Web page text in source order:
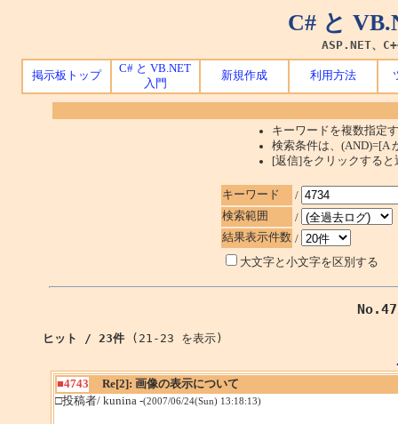
C# と
ASP.NET、
掲示板トップ
C# と VB.NET
入門
新規作成 利用方法
キーワードを複数指定
検索条件は、(AND)=[A
[返信]をクリックする
キーワード
/
検索範囲
/
結果表示件数 /
大文字と小文字を区別する
ヒット / 23件 (21-23 を表示)
■4743
Re[2]: 画像の表示について
□投稿者/ kunina -(2007/06/24(Sun) 13:18:13)